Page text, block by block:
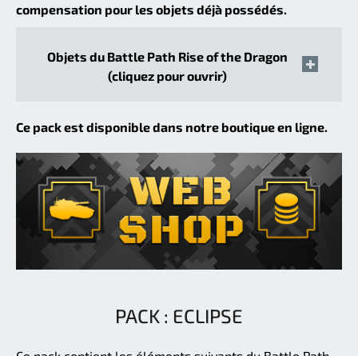
compensation pour les objets déjà possédés.
Objets du Battle Path Rise of the Dragon
(cliquez pour ouvrir)
Ce pack est disponible dans notre boutique en ligne.
PACK : ECLIPSE